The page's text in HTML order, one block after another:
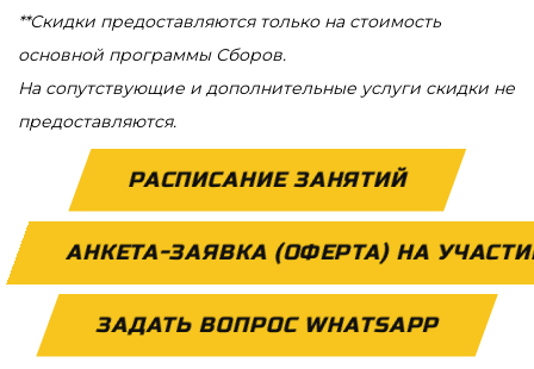
**Скидки предоставляются только на стоимость
основной программы Сборов.
На сопутствующие и дополнительные услуги скидки не
предоставляются.
РАСПИСАНИЕ ЗАНЯТИЙ
АНКЕТА-ЗАЯВКА (ОФЕРТА) НА
ЗАДАТЬ ВОПРОС WHATSAPP